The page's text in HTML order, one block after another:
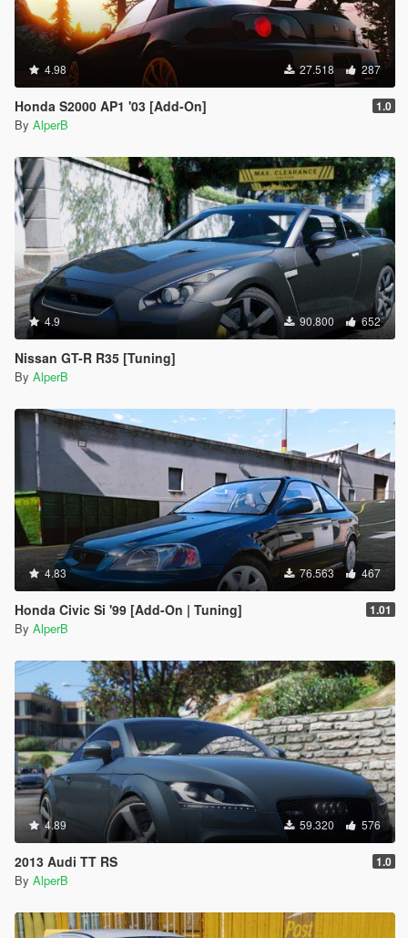
4.98 27.518 287
Honda S2000 AP1 '03 [Add-On] 1.0
By AlperB
4.9 90.800 652
Nissan GT-R R35 [Tuning]
By AlperB
4.83 76.563 467
Honda Civic Si '99 [Add-On | Tuning] 1.01
By AlperB
4.89 59.320 576
2013 Audi TT RS 1.0
By AlperB